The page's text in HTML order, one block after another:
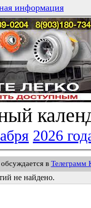
информация
2026
в Телеграмм
не найдено.